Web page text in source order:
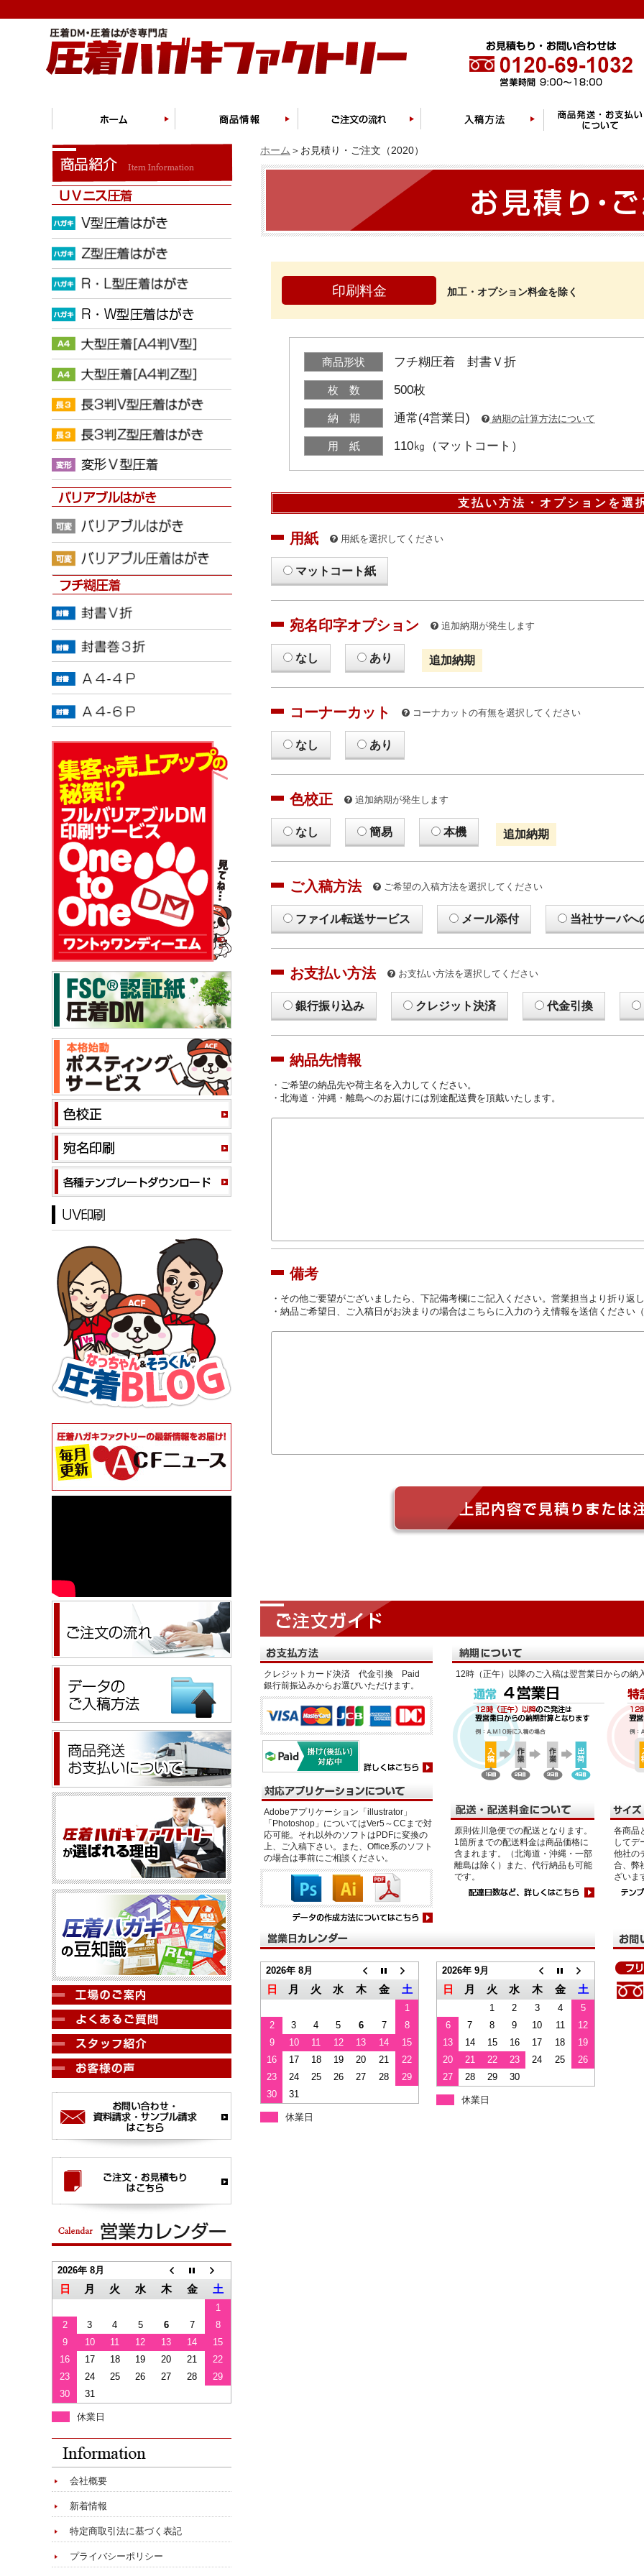
ホーム ＞お見積り・ご注文（2020）
印刷料金 加工・オプション料金を除く
商品形状 フチ糊圧着 封書Ｖ折
枚 数 500枚
納 期 通常(4営業日) 納期の計算方法について
用 紙 110㎏（マットコート）
支払い方法・オプションを選
用紙 用紙を選択してください
マットコート紙
宛名印字オプション 追加納期が発生します
なし あり 追加納期
コーナーカット コーナカットの有無を選択してください
なし あり
色校正 追加納期が発生します
なし 簡易 本機 追加納期
ご入稿方法 ご希望の入稿方法を選択してください
ファイル転送サービス メール添付 当社サーバへ
お支払い方法 お支払い方法を選択してください
銀行振り込み クレジット決済 代金引換
納品先情報
・ご希望の納品先や荷主名を入力してください。
・北海道・沖縄・離島へのお届けには別途配送費を頂戴いたします。
備考
・その他ご要望がございましたら、下記備考欄にご記入ください。営業担当より折り返
・納品ご希望日、ご入稿日がお決まりの場合はこちらに入力のうえ情報を送信ください
クレジットカード決済 代金引換 Paid
銀行前振込みからお選びいただけます。
12時（正午）以降のご入稿は翌営業日からの納
Adobeアプリケーション「illustrator」
「Photoshop」についてはVer5～CCまで対
応可能。それ以外のソフトはPDFに変換の
上、ご入稿下さい。また、Office系のソフト
の場合は事前にご相談ください。
原則佐川急便での配送となります。
1箇所までの配送料金は商品価格に
含まれます。（北海道・沖縄・一部
離島は除く）また、代行納品も可能
です。
各商品
してデ
他社の
合、弊
ざいま
2026年 8月
日 月 火 水 木 金 土
1
2
3 4 5 6 7
8
9
10 11 12 13 14
15
16
17 18 19 20 21
22
23
24 25 26 27 28
29
30
31
休業日
2026年 9月
日 月 火 水 木 金 土
1 2 3 4
5
6
7 8 9 10 11
12
13
14 15 16 17 18
19
20
21 22 23 24 25
26
27
28 29 30
休業日
2026年 8月
日 月 火 水 木 金 土
1
2
3 4 5 6 7
8
9
10 11 12 13 14
15
16
17 18 19 20 21
22
23
24 25 26 27 28
29
30
31
休業日
会社概要
新着情報
特定商取引法に基づく表記
プライバシーポリシー